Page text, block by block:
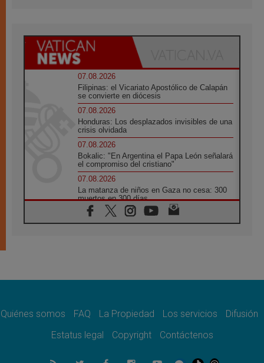
07.08.2026
Filipinas: el Vicariato Apostólico de Calapán
se convierte en diócesis
07.08.2026
Honduras: Los desplazados invisibles de una
crisis olvidada
07.08.2026
Bokalic: "En Argentina el Papa León señalará
el compromiso del cristiano"
07.08.2026
La matanza de niños en Gaza no cesa: 300
muertos en 300 días
07.08.2026
Tagle: La guerra desfigura el mundo, solo la
como misión al servicio del Evangelio
SIGNIS 2026, dar voz a las religiosas en el
07.08.2026
Quiénes somos FAQ La Propiedad Los servicios
Difusión
Estatus legal
Copyright Contáctenos